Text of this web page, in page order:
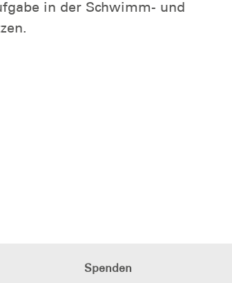
in der Schwimm- und
Spenden